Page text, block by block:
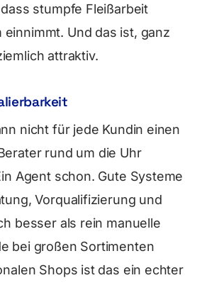
stumpfe Fleißarbeit
einnimmt. Und das ist, ganz
attraktiv.
nicht für jede Kundin einen
rund um die Uhr
Agent schon. Gute Systeme
Vorqualifizierung und
besser als rein manuelle
bei großen Sortimenten
Shops ist das ein echter